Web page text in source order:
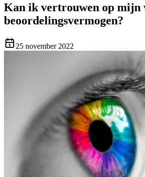
Kan ik vertrouwen op mijn
beoordelingsvermogen?
25 november 2022